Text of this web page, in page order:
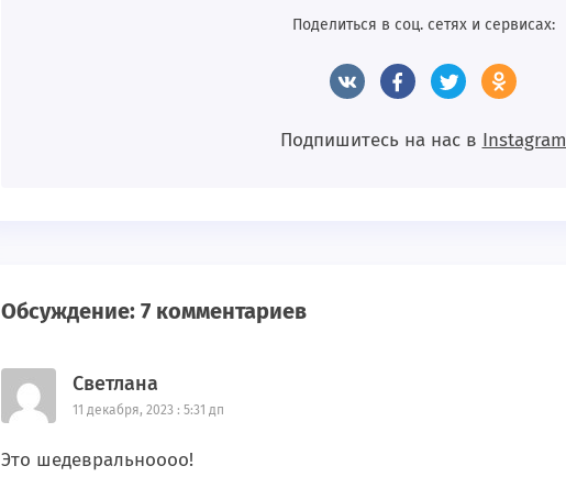
Поделиться в соц. сетях и сервисах:
Подпишитесь на нас в Instagram
Обсуждение: 7 комментариев
Светлана
11 декабря, 2023 : 5:31 дп
Это шедевральноооо!